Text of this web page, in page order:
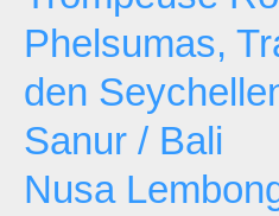
Phelsumas,
den
Sanur / Bali
Nusa